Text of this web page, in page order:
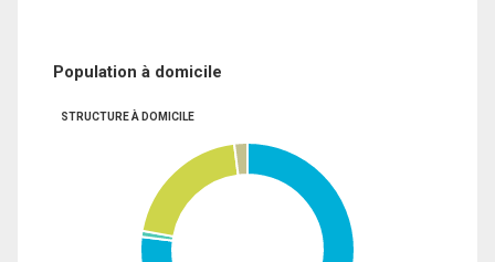
Population à domicile
STRUCTURE À DOMICILE